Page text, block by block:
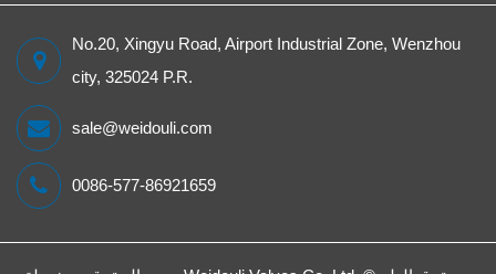
No.20, Xingyu Road, Airport Industrial Zone, Wenzhou
city, 325024 P.R.
sale@weidouli.com
0086-577-86921659